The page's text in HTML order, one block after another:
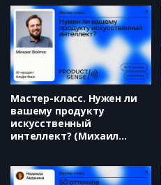
Мастер-класс. Нужен ли
вашему продукту
искусственный
интеллект? (Михаил